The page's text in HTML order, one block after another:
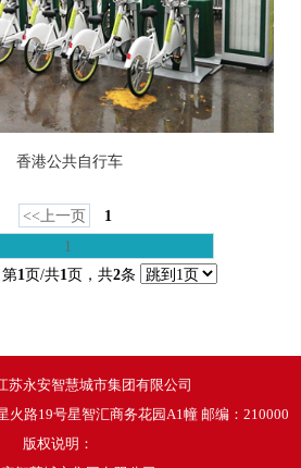
香港公共自行车
<<上一页
1
1
第1页/共1页，共2条
苏永安智慧城市集团有限公司
火路19号星智汇商务花园A1幢 邮编：210000
版权说明：